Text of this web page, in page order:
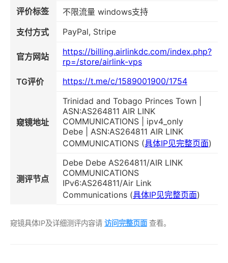
评价标签
不限流量 windows支持
支付方式
PayPal, Stripe
官方网站
https://billing.airlinkdc.com/index.php?
rp=/store/airlink-vps
TG评价
https://t.me/c/1589001900/1754
窥镜地址
Trinidad and Tobago Princes Town |
ASN:AS264811 AIR LINK
COMMUNICATIONS | ipv4_only
Debe | ASN:AS264811 AIR LINK
COMMUNICATIONS (具体IP见完整页面)
测评节点
Debe Debe AS264811/AIR LINK
COMMUNICATIONS
IPv6:AS264811/Air Link
Communications (具体IP见完整页面)
窥镜具体IP及详细测评内容请 访问完整页面查看。